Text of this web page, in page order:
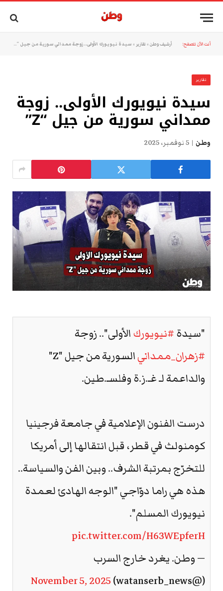
أنت الآن تتصفح: أرشيف وطن » تقارير » سيدة نيويورك الأولى.. زوجة ممداني سورية من جيل “Z”
تقارير
سيدة نيويورك الأولى.. زوجة
ممداني سورية من جيل “Z”
وطن 5 نوفمبر، 2025
"سيدة#نيويوركالأولى".. زوجة
#زهران_ممداني
السورية من جيل "Z"
والداعمة لـ غـ.ز.ة وفلسـ.طين.
درست الفنون الإعلامية في جامعة فرجينيا
كومنولث في قطر، قبل انتقالها إلى أمريكا
للتخرّج بمرتبة الشرف.. وبين الفن والسياسة..
هذه هي راما دوّاجي "الوجه الهادئ لعمدة
نيويورك المسلم".
pic.twitter.com/H63WEpferH
— وطن. يغرد خارج السرب
(@watanserb_news)
November 5, 2025